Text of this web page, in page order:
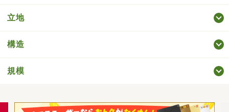
立地
構造
規模